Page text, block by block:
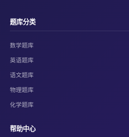
题库分类
数学题库
英语题库
语文题库
物理题库
化学题库
帮助中心